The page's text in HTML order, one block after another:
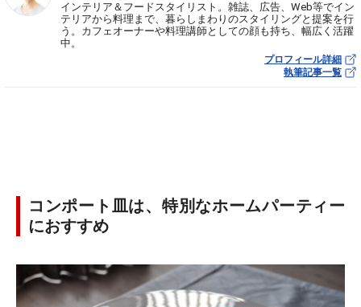
インテリア＆フードスタイリスト。雑誌、広告、Web等でイン
テリアから料理まで、暮らしまわりのスタイリングと提案を行
う。カフェオーナーや料理講師としての顔も持ち、幅広く活躍
中。
プロフィール詳細
執筆記事一覧
コンポート皿は、特別なホームパーティー
におすすめ